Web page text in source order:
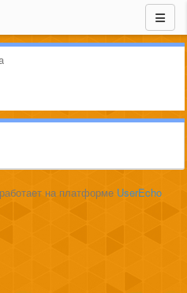
на платформе UserEcho